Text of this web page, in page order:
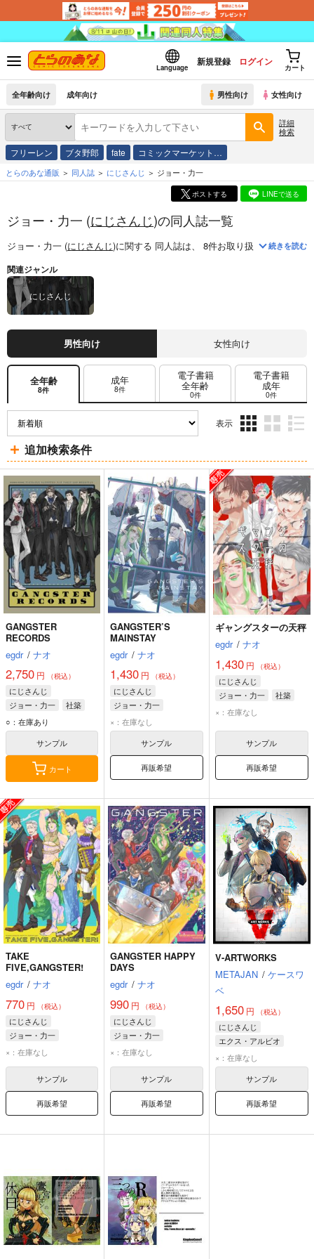
Language
新規登録 ログイン
カート
全年齢向け 成年向け 男性向け 女性向け
詳細
検索
フリーレン ブタ野郎 fate コミックマーケット…
とらのあな通販 同人誌 にじさんじ ジョー・力一
ポストする LINEで送る
ジョー・力一 (にじさんじ)の同人誌一覧
ジョー・力一 (にじさんじ)に関する 同人誌は、 8件お取り扱いがございま
続きを読む
関連ジャンル
にじさんじ
男性向け 女性向け
全年齢
8件
成年
8件
電子書籍
全年齢
0件
電子書籍
成年
0件
表示
ム
表
示
ム
表
示
ム
表
示
追加検索条件
GANGSTER
RECORDS
egdr / ナオ
2,750 円 （税込）
にじさんじ
ジョー・力一
社築
花畑チャイカ
○：在庫あり
サンプル
カート
GANGSTER’S
MAINSTAY
egdr / ナオ
1,430 円 （税込）
にじさんじ
ジョー・力一
舞元啓介
×：在庫なし
サンプル
再販希望
ギャングスターの天秤
egdr / ナオ
1,430円 （税込）
にじさんじ
ジョー・力一
社築
花畑チャイカ
×：在庫なし
サンプル
再販希望
TAKE
FIVE,GANGSTER!
egdr / ナオ
770 円 （税込）
にじさんじ
ジョー・力一
ベルモンド・バンデラス
×：在庫なし
サンプル
再販希望
GANGSTER HAPPY
DAYS
egdr / ナオ
990 円 （税込）
にじさんじ
ジョー・力一
花畑チャイカ
×：在庫なし
サンプル
再販希望
V-ARTWORKS
METAJAN / ケースワ
ベ
1,650円 （税込）
にじさんじ
エクス・アルビオ
ジョー・力一
舞元啓介
×：在庫なし
サンプル
再販希望